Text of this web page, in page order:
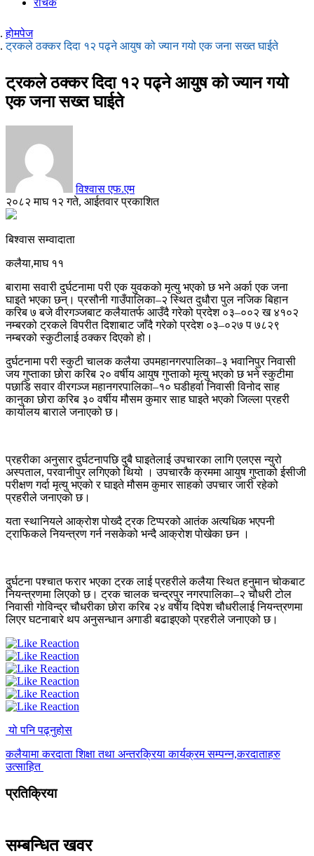
रोचक
होमपेज
ट्रकले ठक्कर दिदा १२ पढ्ने आयुष को ज्यान गयो एक जना सख्त घाईते
ट्रकले ठक्कर दिदा १२ पढ्ने आयुष को ज्यान गयो
एक जना सख्त घाईते
विश्वास एफ.एम
२०८२ माघ १२ गते, आईतवार प्रकाशित
बिश्वास सम्वादाता
कलैया,माघ ११
बारामा सवारी दुर्घटनामा परी एक युवकको मृत्यु भएको छ भने अर्का एक जना
घाइते भएका छन्। प्रसौनी गाउँपालिका–२ स्थित दुधौरा पुल नजिक बिहान
करिब ७ बजे वीरगञ्जबाट कलैयातर्फ आउँदै गरेको प्रदेश ०३–००२ ख ४१०२
नम्बरको ट्रकले विपरीत दिशाबाट जाँदै गरेको प्रदेश ०३–०२७ प ७८२९
नम्बरको स्कुटीलाई ठक्कर दिएको हो।
दुर्घटनामा परी स्कुटी चालक कलैया उपमहानगरपालिका–३ भवानिपुर निवासी
जय गुप्ताका छोरा करिब २० वर्षीय आयुष गुप्ताको मृत्यु भएको छ भने स्कुटीमा
पछाडि सवार वीरगञ्ज महानगरपालिका–१० घडीहर्वा निवासी विनोद साह
कानुका छोरा करिब ३० वर्षीय मौसम कुमार साह घाइते भएको जिल्ला प्रहरी
कार्यालय बाराले जनाएको छ।
प्रहरीका अनुसार दुर्घटनापछि दुबै घाइतेलाई उपचारका लागि एलएस न्युरो
अस्पताल, परवानीपुर लगिएको थियो । उपचारकै क्रममा आयुष गुप्ताको ईसीजी
परीक्षण गर्दा मृत्यु भएको र घाइते मौसम कुमार साहको उपचार जारी रहेको
प्रहरीले जनाएको छ।
यता स्थानियले आक्रोश पोख्दै ट्रक टिप्परको आतंक अत्यधिक भएपनी
ट्राफिकले नियन्त्रण गर्न नसकेको भन्दै आक्रोश पोखेका छन ।
दुर्घटना पश्चात फरार भएका ट्रक लाई प्रहरीले कलैया स्थित हनुमान चोकबाट
नियन्त्रणमा लिएको छ। ट्रक चालक चन्द्रपुर नगरपालिका–२ चौधरी टोल
निवासी गोविन्द्र चौधरीका छोरा करिब २४ वर्षीय दिपेश चौधरीलाई नियन्त्रणमा
लिएर घटनाबारे थप अनुसन्धान अगाडी बढाइएको प्रहरीले जनाएको छ।
यो पनि पढ्नुहोस
कलैयामा करदाता शिक्षा तथा अन्तरक्रिया कार्यक्रम सम्पन्न,करदाताहरु
उत्साहित
प्रतिक्रिया
सम्बन्धित खवर